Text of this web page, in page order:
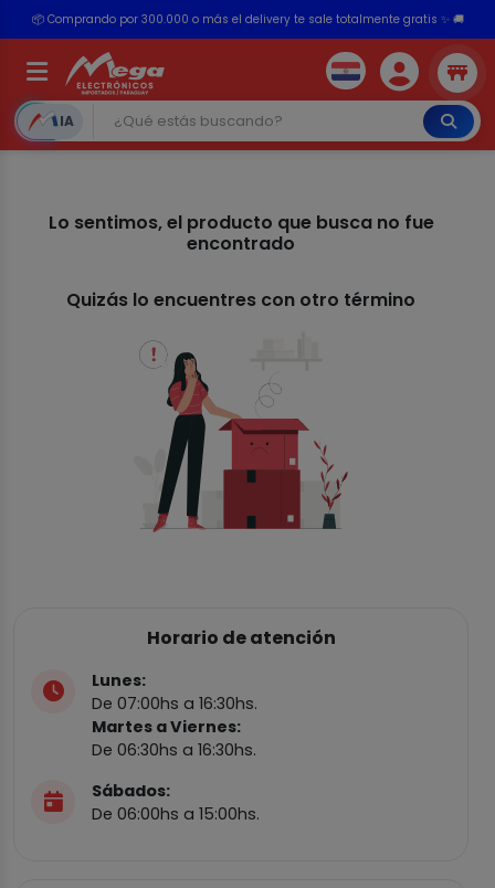
📦 Comprando por 300.000 o más el delivery te sale totalmente gratis ✨ 🚚
💳 ¡HASTA 24 CUOTAS SIN INTERÉS con tarjetas adheridas!
IA
Lo sentimos, el producto que busca no fue
encontrado
Quizás lo encuentres con otro término
Horario de atención
Lunes:
De 07:00hs a 16:30hs.
Martes a Viernes:
De 06:30hs a 16:30hs.
Sábados:
De 06:00hs a 15:00hs.